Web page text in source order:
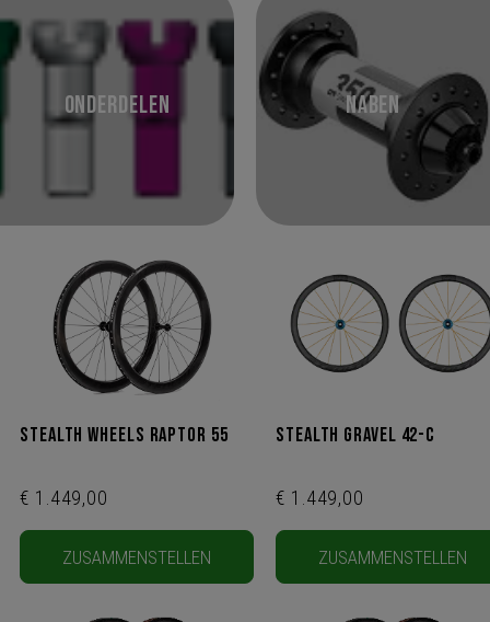
Onderdelen Naben
Stealth Wheels Raptor 55
€ 1.449,00
ZUSAMMENSTELLEN
Stealth Gravel 42-C
€ 1.449,00
ZUSAMMENSTELLEN